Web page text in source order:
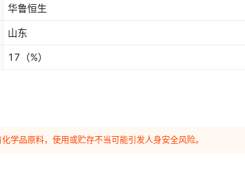
华鲁恒生
山东
17 （%）
学品原料，使用或贮存不当可能引发人身安全风险。